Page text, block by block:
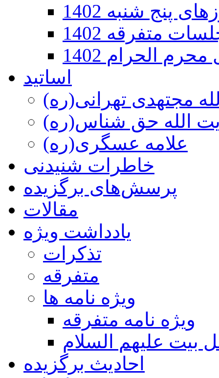
پنج شنبه 1402
متفرقه 1402
الحرام 1402
اساتید
مجتهدی تهرانی(ره)
الله حق شناس(ره)
علامه عسگری(ره)
خاطرات شنیدنی
پرسش‌های برگزیده
مقالات
یادداشت ویژه
تذكرات
متفرقه
ويژه نامه ها
ويژه نامه متفرقه
بيت عليهم السلام
احادیث برگزیده